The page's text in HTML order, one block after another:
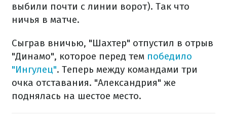
выбили почти с линии ворот). Так что
ничья в матче.
Сыграв вничью, "Шахтер" отпустил в отрыв
"Динамо", которое перед тем победило
"Ингулец". Теперь между командами три
очка отставания. "Александрия" же
поднялась на шестое место.